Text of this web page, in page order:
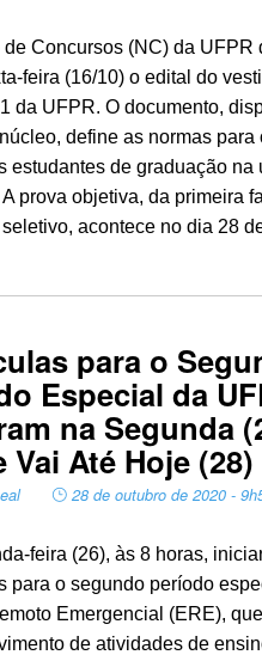
de Concursos (NC) da UFPR
feira (16/10) o edital do
da UFPR. O documento,
define as normas para
estudantes de graduação na
prova objetiva, da primeira
acontece no dia 28
para o
Especial da
na Segunda
Vai Até Hoje (28)
28 de outubro de
feira (26), às 8 horas,
para o segundo período
Emergencial (ERE),
de atividades de